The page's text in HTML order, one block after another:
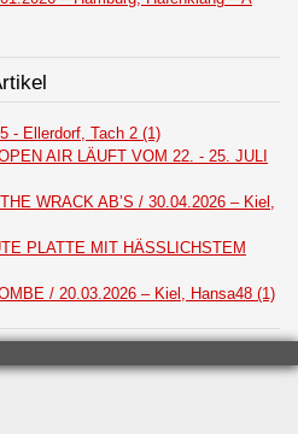
- Ellerdorf, Tach 2 (1)
AIR LÄUFT VOM 22. - 25. JULI
WRACK AB’S / 30.04.2026 – Kiel,
PLATTE MIT HÄSSLICHSTEM
/ 20.03.2026 – Kiel, Hansa48 (1)